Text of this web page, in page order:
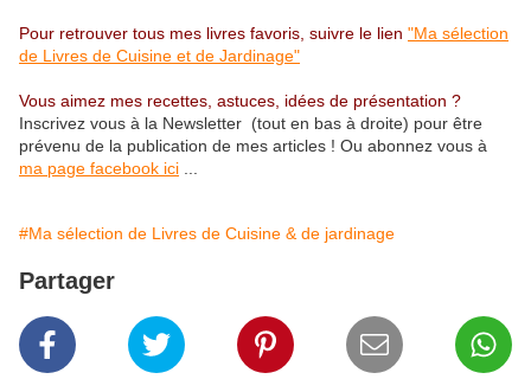
Pour retrouver tous mes livres favoris, suivre le lien "Ma sélection
de Livres de Cuisine et de Jardinage"
Vous aimez mes recettes, astuces, idées de présentation ?
Inscrivez vous à la Newsletter (tout en bas à droite) pour être
prévenu de la publication de mes articles ! Ou abonnez vous à
ma page facebook ici
#Ma sélection de Livres de Cuisine & de jardinage
Partager